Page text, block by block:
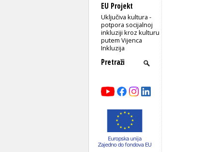
EU Projekt
Uključiva kultura -
potpora socijalnoj
inkluziji kroz kulturu
putem Vijenca
Inkluzija